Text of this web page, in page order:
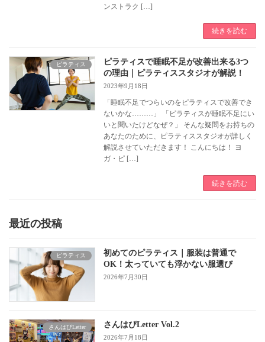
ンストラク […]
続きを読む
ピラティス
ピラティスで睡眠不足が改善出来る3つ
の理由｜ピラティススタジオが解説！
2023年9月18日
「睡眠不足でつらいのをピラティスで改善でき
ないかな………」 「ピラティスが睡眠不足にい
いと聞いたけどなぜ？」 そんな疑問をお持ちの
あなたのために、ピラティススタジオが詳しく
解説させていただきます！ こんにちは！ ヨ
ガ・ピ […]
続きを読む
最近の投稿
ピラティス
初めてのピラティス｜服装は普通で
OK！太っていても浮かない服選び
2026年7月30日
さんはぴLetter さんはぴLetter Vol.2
2026年7月18日